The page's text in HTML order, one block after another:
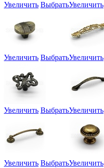
Увеличить ВыбратьУвеличить
Увеличить ВыбратьУвеличить
Увеличить ВыбратьУвеличить
Увеличить ВыбратьУвеличить